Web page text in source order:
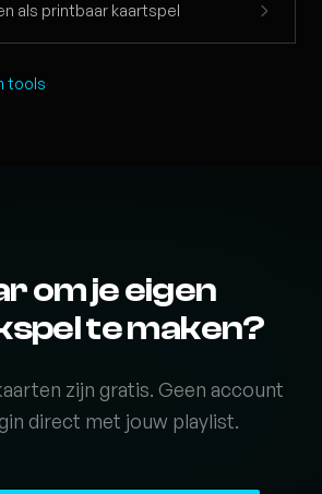
als printbaar kaartspel
tools
om je eigen
te maken?
zijn gratis. Geen account
direct met jouw playlist.